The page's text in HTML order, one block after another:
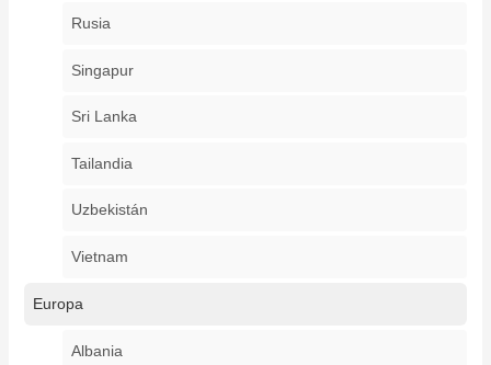
Rusia
Singapur
Sri Lanka
Tailandia
Uzbekistán
Vietnam
Europa
Albania